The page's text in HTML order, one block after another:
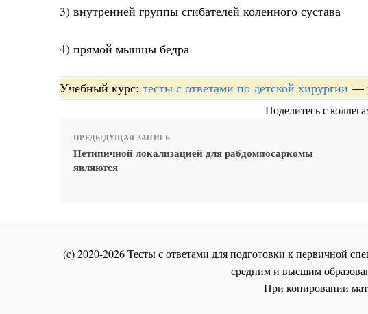
3) внутренней группы сгибателей коленного сустава
4) прямой мышцы бедра
Учебный курс: тесты с ответами по детской хирургии —
Поделитесь с
ПРЕДЫДУЩАЯ ЗАПИСЬ
Нетипичной локализацией для рабдомиосаркомы
являются
(c) 2020-2026 Тесты с ответами для подготовки к первичной
средним и высшим
При копировании